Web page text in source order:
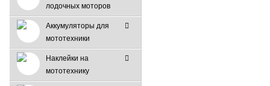
лодочных моторов
Аккумуляторы для
мототехники
Наклейки на
мототехнику